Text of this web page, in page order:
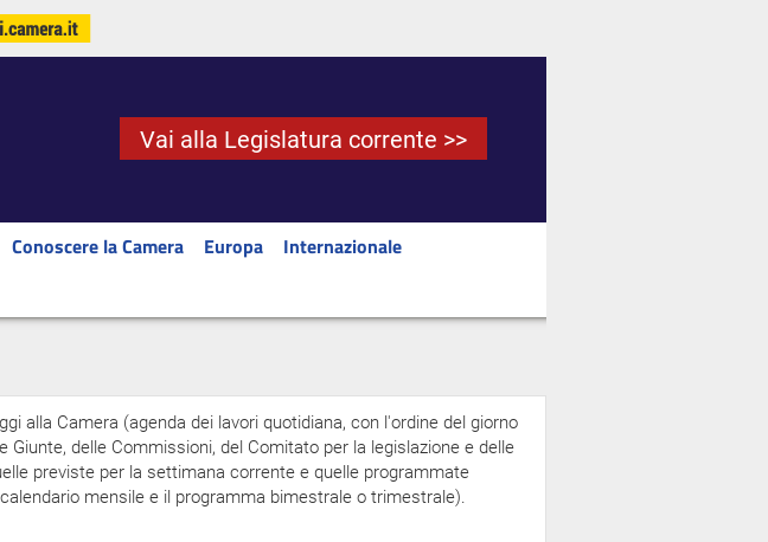
Vai alla Legislatura corrente >>
Conoscere la Camera Europa
Internazionale
alla Camera (agenda dei lavori quotidiana, con l'ordine del giorno
Giunte, delle Commissioni, del Comitato per la legislazione e delle
previste per la settimana corrente e quelle programmate
mensile e il programma bimestrale o trimestrale).